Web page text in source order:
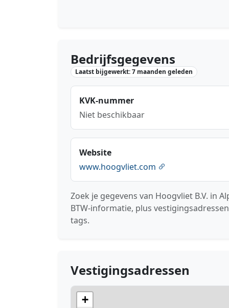
Bedrijfsgegevens
Laatst bijgewerkt: 7 maanden geleden
KVK-nummer
Niet beschikbaar
Website
www.hoogvliet.com
Zoek je gegevens van Hoogvliet B.V. in
BTW-informatie, plus
tags.
Vestigingsadressen
+